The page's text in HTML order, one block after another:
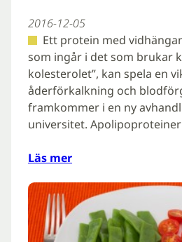
2016-12-05
Ett protein med
som ingår i det som brukar
kolesterolet”, kan spela en
åderförkalkning och
framkommer i en ny
universitet.
Läs mer